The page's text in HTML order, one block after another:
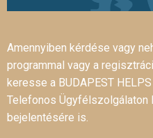
Amennyiben kérdése vagy
programmal vagy a
keresse a BUDAPEST
Telefonos Ügyfélszolgálaton
bejelentésére is.